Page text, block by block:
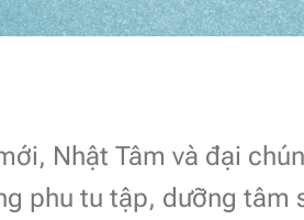
Nhật Tâm và đại
phu tu tập, dưỡng tâm